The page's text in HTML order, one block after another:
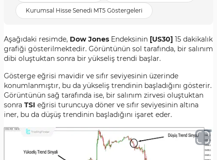
Kurumsal Hisse Senedi MT5 Göstergeleri
Aşağıdaki resimde, Dow Jones Endeksinin [US30] 15 dakikalık
grafiği gösterilmektedir. Görüntünün sol tarafında, bir salınım
dibi oluştuktan sonra bir yükseliş trendi başlar.
Gösterge eğrisi mavidir ve sıfır seviyesinin üzerinde
konumlanmıştır, bu da yükseliş trendinin başladığını gösterir.
Görüntünün sağ tarafında ise, bir salınım zirvesi oluştuktan
sonra TSI eğrisi turuncuya döner ve sıfır seviyesinin altına
iner, bu da düşüş trendinin başladığını işaret eder.